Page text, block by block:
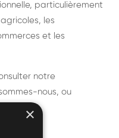
particulièrement
les
et les
notre
nous, ou
×